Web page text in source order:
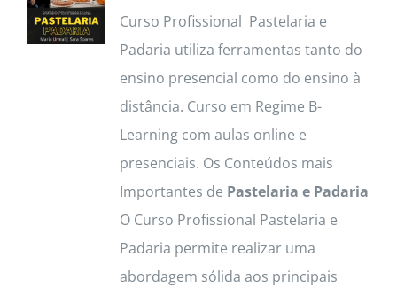
Curso Profissional Pastelaria e
Padaria utiliza ferramentas tanto do
ensino presencial como do ensino à
distância. Curso em Regime B-
Learning com aulas online e
presenciais. Os Conteúdos mais
Importantes de Pastelaria e Padaria
O Curso Profissional Pastelaria e
Padaria permite realizar uma
abordagem sólida aos principais